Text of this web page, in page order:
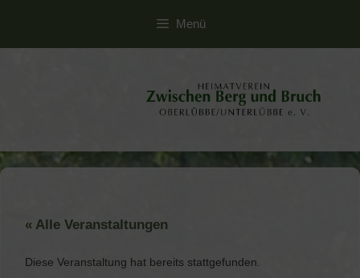
Menü
« Alle Veranstaltungen
Diese Veranstaltung hat bereits stattgefunden.